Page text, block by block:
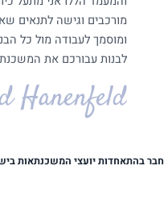
מורכבים וגישה לתנאים
ומוסמך לעבודה מול כל
לבנות עבורכם את
Hanenfeld
חבר בהתאחדות יועצי המשכנתאות